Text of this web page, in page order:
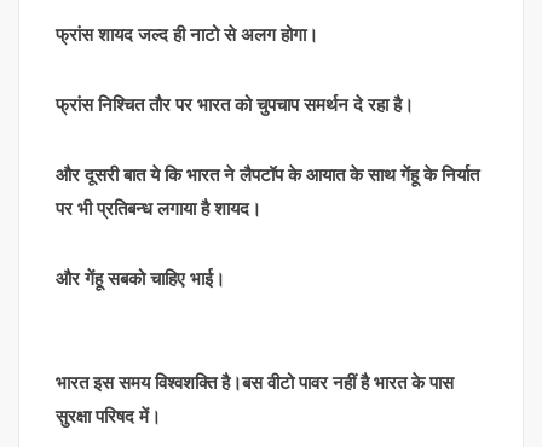
फ्रांस शायद जल्द ही नाटो से अलग होगा।
फ्रांस निश्चित तौर पर भारत को चुपचाप समर्थन दे रहा है।
और दूसरी बात ये कि भारत ने लैपटॉप के आयात के साथ गेंहू के निर्यात
पर भी प्रतिबन्ध लगाया है शायद।
और गेंहू सबको चाहिए भाई।
भारत इस समय विश्वशक्ति है।बस वीटो पावर नहीं है भारत के पास
सुरक्षा परिषद में।